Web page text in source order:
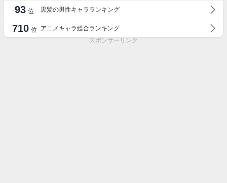
93 位 黒髪の男性キャラランキング
710 位
アニメキャラ総合ランキング
スポンサーリンク